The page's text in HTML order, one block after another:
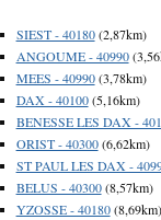
SIEST - 40180(2,87km)
ANGOUME - 40990
MEES - 40990(3,78km)
DAX - 40100(5,16km)
BENESSE LES DAX -
ORIST - 40300(6,62km)
ST PAUL LES DAX -
BELUS - 40300(8,57km)
YZOSSE - 40180(8,69km)